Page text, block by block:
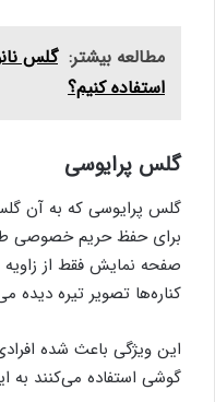
مطالعه بیشتر: گلس
استفاده کنیم؟
گلس پرایوسی
گلس پرایوسی که به آن
برای حفظ حریم خصوصی
صفحه نمایش فقط از
کناره‌ها تصویر تیره دیده
این ویژگی باعث شده
گوشی استفاده می‌کنند به